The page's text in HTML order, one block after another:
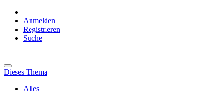
Anmelden
Registrieren
Suche
Dieses Thema
Alles